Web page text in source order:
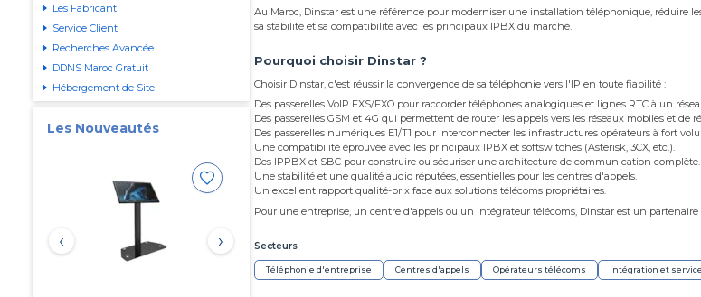
Les Fabricant
Service Client
Recherches Avancée
DDNS Maroc Gratuit
Hébergement de Site
Les Nouveautés
‹ ›
Au Maroc, Dinstar est une référence pour moderniser une installation téléphonique, réduire
sa stabilité et sa compatibilité avec les principaux IPBX du marché.
Pourquoi choisir Dinstar ?
Choisir Dinstar, c'est réussir la convergence de sa téléphonie vers l'IP en toute fiabilité :
Des passerelles VoIP FXS/FXO pour raccorder téléphones analogiques et lignes RTC à un
Des passerelles GSM et 4G qui permettent de router les appels vers les réseaux mobiles et de
Des passerelles numériques E1/T1 pour interconnecter les infrastructures opérateurs à fort
Une compatibilité éprouvée avec les principaux IPBX et softswitches (Asterisk, 3CX, etc.).
Des IPPBX et SBC pour construire ou sécuriser une architecture de communication complète.
Une stabilité et une qualité audio réputées, essentielles pour les centres d'appels.
Un excellent rapport qualité-prix face aux solutions télécoms propriétaires.
Pour une entreprise, un centre d'appels ou un intégrateur télécoms, Dinstar est un partenaire
Secteurs
Téléphonie d'entreprise Centres d'appels Opérateurs télécoms Intégration et